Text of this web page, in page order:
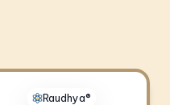
Raudhya®